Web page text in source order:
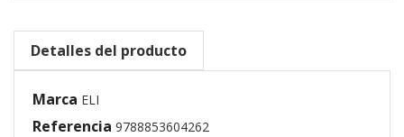
Detalles del producto
Marca ELI
Referencia 9788853604262